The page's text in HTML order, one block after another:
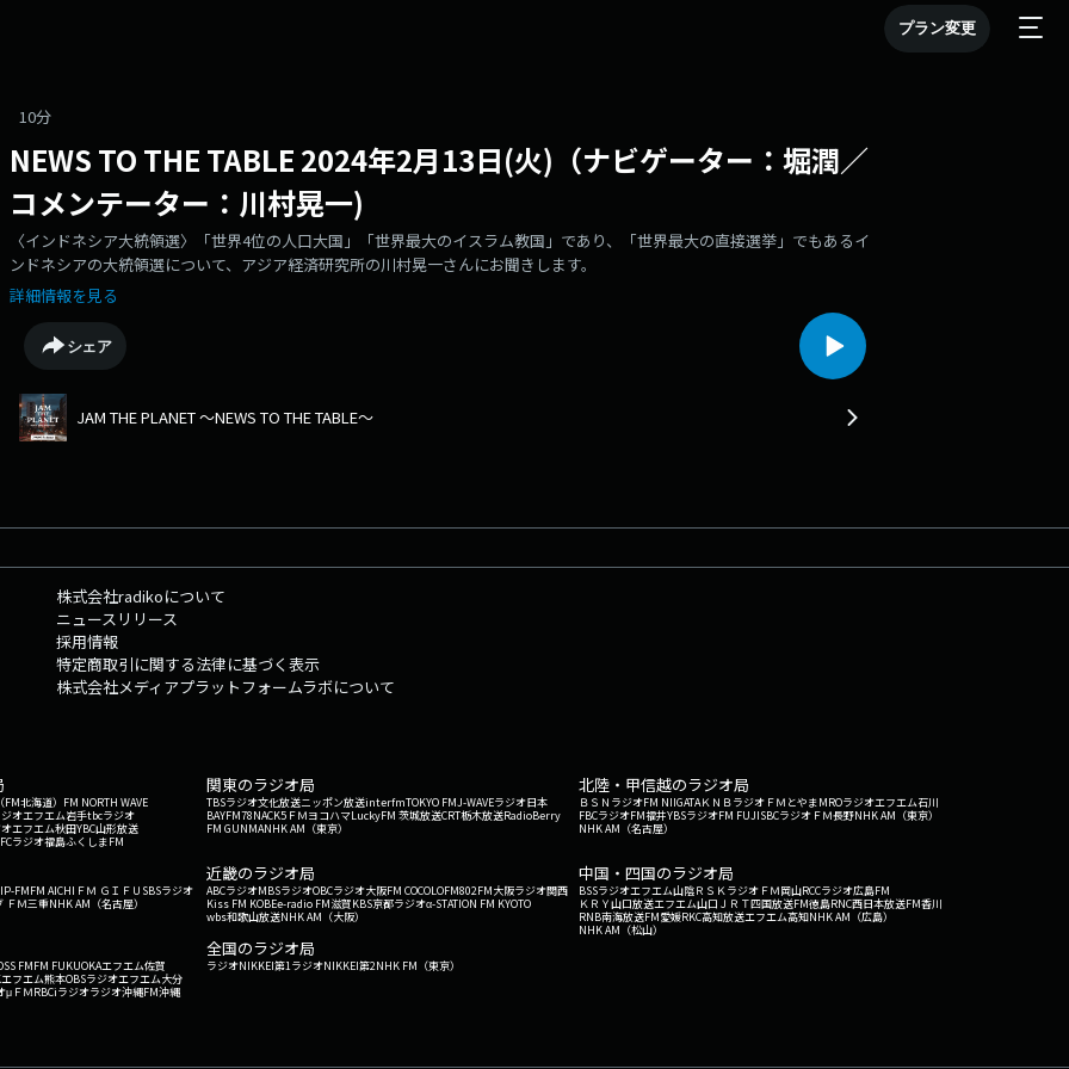
プラン変更
10分
NEWS TO THE TABLE 2024年2月13日(火)（ナビゲーター：堀潤／
コメンテーター：川村晃一)
〈インドネシア大統領選〉「世界4位の人口大国」「世界最大のイスラム教国」であり、「世界最大の直接選挙」でもあるイ
ンドネシアの大統領選について、アジア経済研究所の川村晃一さんにお聞きします。
詳細情報を見る
シェア
JAM THE PLANET ～NEWS TO THE TABLE～
株式会社radikoについて
ニュースリリース
採用情報
特定商取引に関する法律に基づく表示
株式会社メディアプラットフォームラボについて
北海道） FM NORTH WAVE
オエフエム岩手tbcラジオ
エフエム秋田YBC山形放送
ラジオ福島ふくしまFM
関東のラジオ局
TBSラジオ文化放送ニッポン放送interfmTOKYO FMJ-WAVEラジオ日本
BAYFM78NACK5 ＦＭヨコハマLuckyFM 茨城放送CRT栃木放送RadioBerry
FM GUNMANHK AM（東京）
北陸・甲信越のラジオ局
ＢＳＮラジオFM NIIGATAＫＮＢラジオ ＦＭとやまMROラジオエフエム石川
FBCラジオFM福井YBSラジオFM FUJISBCラジオ ＦＭ長野NHK AM（東京）
NHK AM（名古屋）
FMFM AICHI ＦＭ ＧＩＦＵ SBSラジオ
ＦＭ三重NHK AM（名古屋）
近畿のラジオ局
ABCラジオMBSラジオOBCラジオ大阪FM COCOLOFM802FM大阪ラジオ関西
Kiss FM KOBEe-radio FM滋賀KBS京都ラジオα-STATION FM KYOTO
wbs和歌山放送NHK AM（大阪）
中国・四国のラジオ局
BSSラジオエフエム山陰ＲＳＫラジオ ＦＭ岡山RCCラジオ広島FM
ＫＲＹ山口放送エフエム山口 ＪＲＴ四国放送FM徳島RNC西日本放送FM香川
RNB南海放送FM愛媛RKC高知放送エフエム高知NHK AM（広島）
NHK AM（松山）
FMFM FUKUOKAエフエム佐賀
フエム熊本OBSラジオエフエム大分
μＦＭRBCiラジオラジオ沖縄FM沖縄
全国のラジオ局
ラジオNIKKEI第1ラジオNIKKEI第2NHK FM（東京）